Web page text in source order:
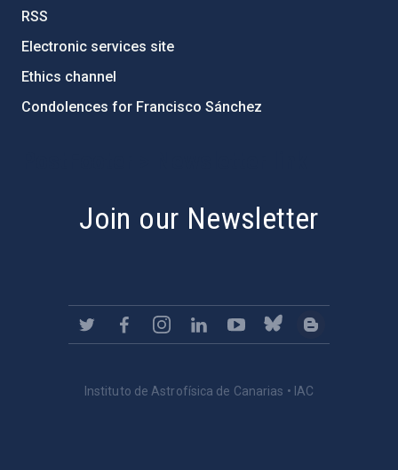
RSS
Electronic services site
Ethics channel
Condolences for Francisco Sánchez
Join our Newsletter
Instituto de Astrofísica de Canarias • IAC